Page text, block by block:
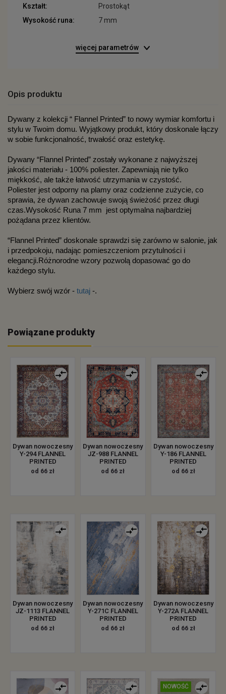
Kształt:
Prostokąt
Wysokość runa:
7 mm
więcej parametrów
Opis produktu
Dywany z kolekcji “ Flannel Printed” to nowy wymiar komfortu i
stylu w Twoim domu. Wyjątkowy produkt, który doskonale łączy
w sobie funkcjonalność, trwałość oraz estetykę.
Dywany “Flannel Printed” zostały wykonane z najwyższej
jakości materiału - 100% poliester. Zapewniają nie tylko
miękkość, ale także łatwość utrzymania w czystość.
Poliester jest odporny na plamy oraz codzienne zużycie, co
sprawia, że dywan zachowuje swoją świeżość przez długi
czas.Wysokość Runa 7 mm  jest optymalna najbardziej
pożądana przez klientów.
“Flannel Printed” doskonale sprawdzi się zarówno w salonie, jak
i przedpokoju, nadając pomieszczeniom przytulności i
elegancji.Różnorodne wzory pozwolą dopasować go do
każdego stylu.
Wybierz swój wzór - tutaj -.
Powiązane produkty
Dywan nowoczesny
Y-294 FLANNEL
PRINTED
od 66 zł
Dywan nowoczesny
JZ-988 FLANNEL
PRINTED
od 66 zł
Dywan nowoczesny
Y-186 FLANNEL
PRINTED
od 66 zł
Dywan nowoczesny
JZ-1113 FLANNEL
PRINTED
od 66 zł
Dywan nowoczesny
Y-271C FLANNEL
PRINTED
od 66 zł
Dywan nowoczesny
Y-272A FLANNEL
PRINTED
od 66 zł
NOWOŚĆ